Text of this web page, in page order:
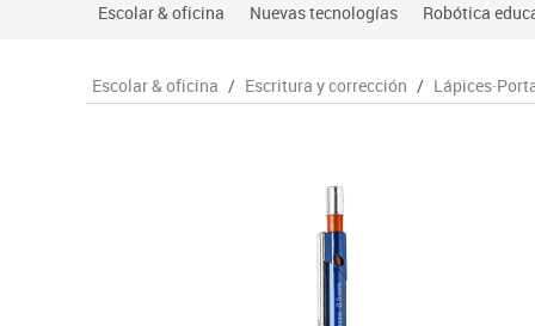
Escolar & oficina
Archivo
Nuevas tecnologías
Audio
Monitores interactivos
Soportes
Videoconferencia
Videoproyección
Robótica
Arduino
Escolar & oficina / Escritura y corrección /